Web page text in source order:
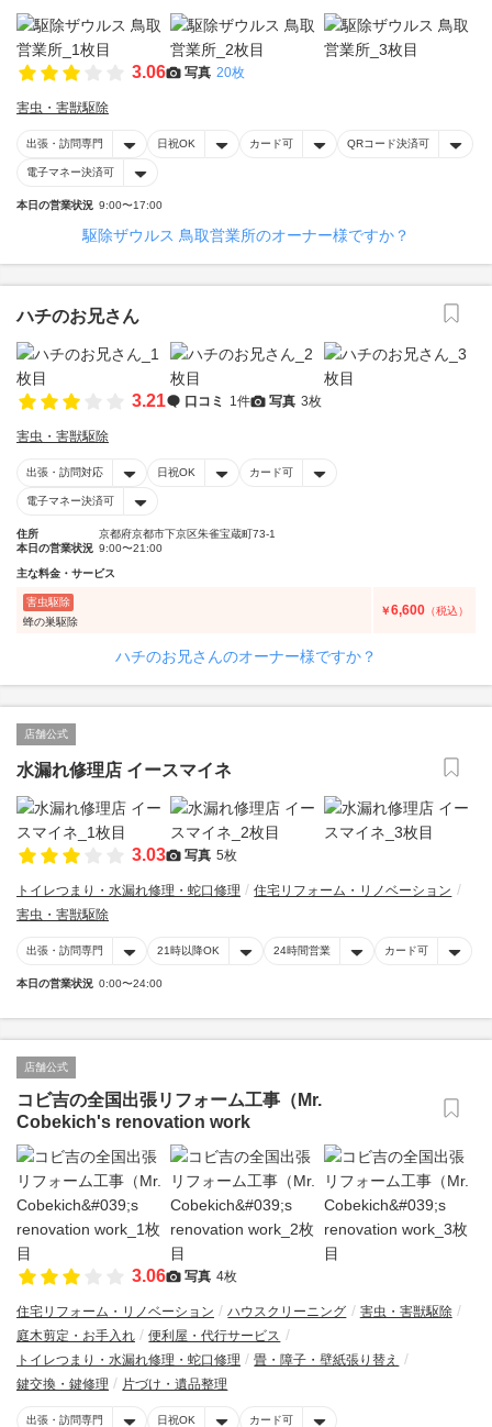
3.06 写真 20枚
害虫・害獣駆除
出張・訪問専門 日祝OK カード可 QRコード決済可
電子マネー決済可
本日の営業状況 9:00〜17:00
駆除ザウルス 鳥取営業所のオーナー様ですか？
ハチのお兄さん
3.21 口コミ 1件 写真 3枚
害虫・害獣駆除
出張・訪問対応 日祝OK カード可
電子マネー決済可
住所
京都府京都市下京区朱雀宝蔵町73-1
本日の営業状況 9:00〜21:00
主な料金・サービス
害虫駆除
蜂の巣駆除
￥6,600 （税込）
ハチのお兄さんのオーナー様ですか？
店舗公式
水漏れ修理店 イースマイネ
3.03 写真 5枚
トイレつまり・水漏れ修理・蛇口修理
住宅リフォーム・リノベーション
害虫・害獣駆除
出張・訪問専門 21時以降OK 24時間営業 カード可
本日の営業状況 0:00〜24:00
店舗公式
コビ吉の全国出張リフォーム工事（Mr.
Cobekich's renovation work
3.06 写真 4枚
住宅リフォーム・リノベーション ハウスクリーニング
害虫・害獣駆除
庭木剪定・お手入れ
便利屋・代行サービス
トイレつまり・水漏れ修理・蛇口修理
畳・障子・壁紙張り替え
鍵交換・鍵修理
片づけ・遺品整理
出張・訪問専門 日祝OK カード可